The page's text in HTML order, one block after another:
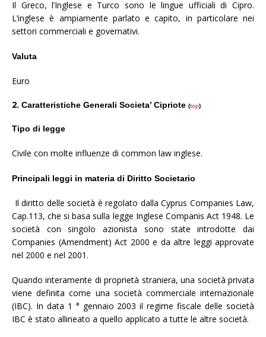
Il Greco, l’Inglese e Turco sono le lingue ufficiali di Cipro.
L’inglese è ampiamente parlato e capito, in particolare nei
settori commerciali e governativi.
Valuta
Euro
2. Caratteristiche Generali Societa’ Cipriote (top)
Tipo di legge
Civile con molte influenze di common law inglese.
Principali leggi in materia di Diritto Societario
Il diritto delle società è regolato dalla Cyprus Companies Law,
Cap.113, che si basa sulla legge Inglese Companis Act 1948. Le
società con singolo azionista sono state introdotte dai
Companies (Amendment) Act 2000 e da altre leggi approvate
nel 2000 e nel 2001.
Quando interamente di proprietà straniera, una società privata
viene definita come una società commerciale internazionale
(IBC). In data 1 ° gennaio 2003 il regime fiscale delle società
IBC è stato allineato a quello applicato a tutte le altre società.